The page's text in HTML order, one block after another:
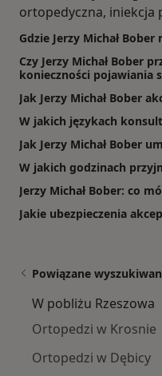
ortopedyczna, iniekcja
Gdzie Jerzy Michał
Czy Jerzy Michał Bober
konieczności pojawiania
Jak Jerzy Michał Bober
W jakich językach
Jak Jerzy Michał Bober
W jakich godzinach
Jerzy Michał Bober: co
Jakie ubezpieczenia
Powiązane
W pobliżu Rzeszowa
Ortopedzi w Krosnie
Ortopedzi w Dębicy